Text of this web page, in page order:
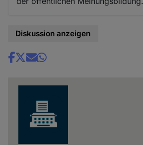
Diskussion anzeigen
Share